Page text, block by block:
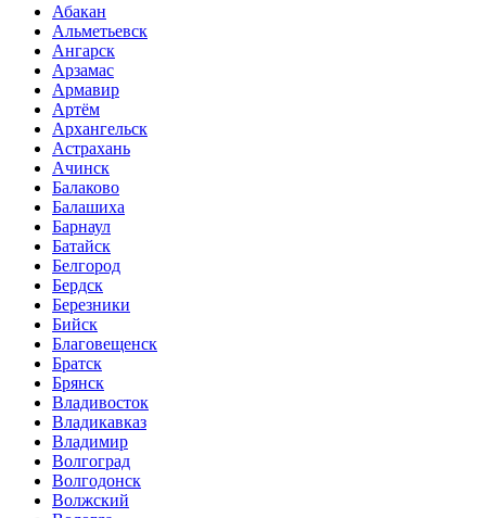
Абакан
Альметьевск
Ангарск
Арзамас
Армавир
Артём
Архангельск
Астрахань
Ачинск
Балаково
Балашиха
Барнаул
Батайск
Белгород
Бердск
Березники
Бийск
Благовещенск
Братск
Брянск
Владивосток
Владикавказ
Владимир
Волгоград
Волгодонск
Волжский